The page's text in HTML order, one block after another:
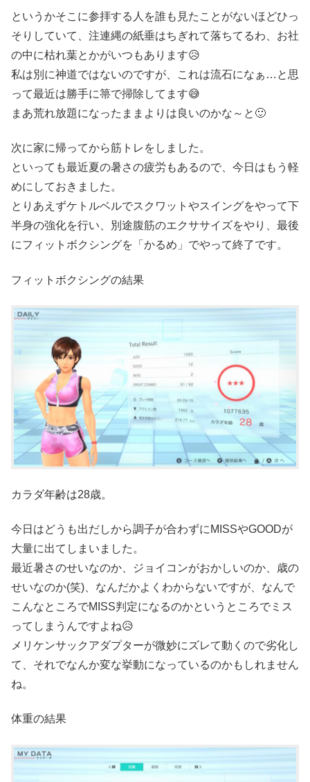
というかそこに参拝する人を誰も見たことがないほどひっ
そりしていて、注連縄の紙垂はちぎれて落ちてるわ、お社
の中に枯れ葉とかがいつもあります😥
私は別に神道ではないのですが、これは流石になぁ…と思
って最近は勝手に箒で掃除してます😅
まあ荒れ放題になったままよりは良いのかな～と🙂
次に家に帰ってから筋トレをしました。
といっても最近夏の暑さの疲労もあるので、今日はもう軽
めにしておきました。
とりあえずケトルベルでスクワットやスイングをやって下
半身の強化を行い、別途腹筋のエクササイズをやり、最後
にフィットボクシングを「かるめ」でやって終了です。
フィットボクシングの結果
カラダ年齢は28歳。
今日はどうも出だしから調子が合わずにMISSやGOODが
大量に出てしまいました。
最近暑さのせいなのか、ジョイコンがおかしいのか、歳の
せいなのか(笑)、なんだかよくわからないですが、なんで
こんなところでMISS判定になるのかというところでミス
ってしまうんですよね😥
メリケンサックアダプターが微妙にズレて動くので劣化し
て、それでなんか変な挙動になっているのかもしれません
ね。
体重の結果